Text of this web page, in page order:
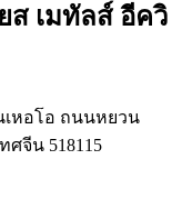
ส เมทัลส์ อีควิ
เหอโอ ถนนหยวน
ศจีน 518115